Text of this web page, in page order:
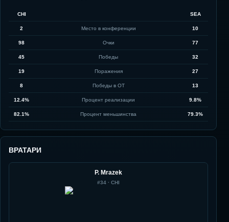
CHI SEA
2 Место в конференции 10
98 Очки 77
45 Победы 32
19 Поражения 27
8 Победы в ОТ 13
12.4% Процент реализации 9.8%
82.1% Процент меньшинства 79.3%
ВРАТАРИ
P. Mrazek
#34 · CHI